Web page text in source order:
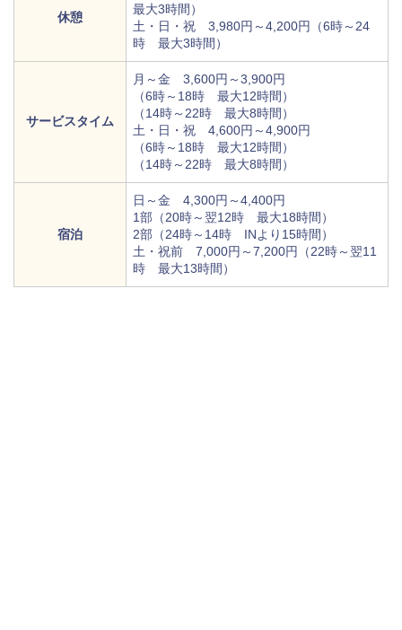
休憩
最大3時間）
土・日・祝 3,980円～4,200円（6時～24
時 最大3時間）
サービスタイム
月～金 3,600円～3,900円
（6時～18時 最大12時間）
（14時～22時 最大8時間）
土・日・祝 4,600円～4,900円
（6時～18時 最大12時間）
（14時～22時 最大8時間）
宿泊
日～金 4,300円～4,400円
1部（20時～翌12時 最大18時間）
2部（24時～14時 INより15時間）
土・祝前 7,000円～7,200円（22時～翌11
時 最大13時間）